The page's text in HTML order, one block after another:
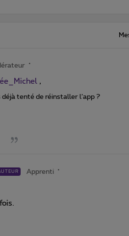
,
tenté de réinstaller l’app ?
Apprenti